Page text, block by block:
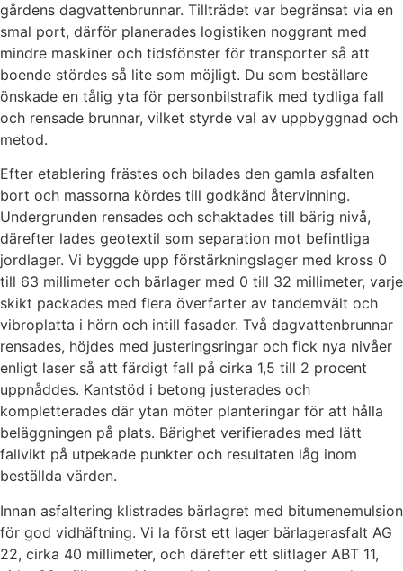
gårdens dagvattenbrunnar. Tillträdet var begränsat via en
smal port, därför planerades logistiken noggrant med
mindre maskiner och tidsfönster för transporter så att
boende stördes så lite som möjligt. Du som beställare
önskade en tålig yta för personbilstrafik med tydliga fall
och rensade brunnar, vilket styrde val av uppbyggnad och
metod.
Efter etablering frästes och bilades den gamla asfalten
bort och massorna kördes till godkänd återvinning.
Undergrunden rensades och schaktades till bärig nivå,
därefter lades geotextil som separation mot befintliga
jordlager. Vi byggde upp förstärkningslager med kross 0
till 63 millimeter och bärlager med 0 till 32 millimeter, varje
skikt packades med flera överfarter av tandemvält och
vibroplatta i hörn och intill fasader. Två dagvattenbrunnar
rensades, höjdes med justeringsringar och fick nya nivåer
enligt laser så att färdigt fall på cirka 1,5 till 2 procent
uppnåddes. Kantstöd i betong justerades och
kompletterades där ytan möter planteringar för att hålla
beläggningen på plats. Bärighet verifierades med lätt
fallvikt på utpekade punkter och resultaten låg inom
beställda värden.
Innan asfaltering klistrades bärlagret med bitumenemulsion
för god vidhäftning. Vi la först ett lager bärlagerasfalt AG
22, cirka 40 millimeter, och därefter ett slitlager ABT 11,